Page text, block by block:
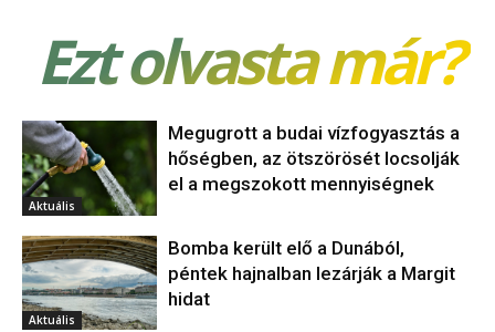
Ezt olvasta már?
Aktuális
Megugrott a budai vízfogyasztás a
hőségben, az ötszörösét locsolják
el a megszokott mennyiségnek
Aktuális
Bomba került elő a Dunából,
péntek hajnalban lezárják a Margit
hidat